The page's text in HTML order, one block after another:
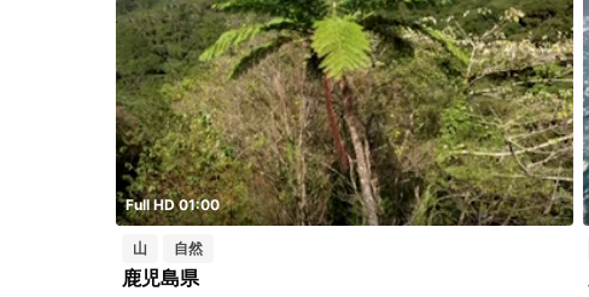
Full HD 01:00
山 自然
鹿児島県